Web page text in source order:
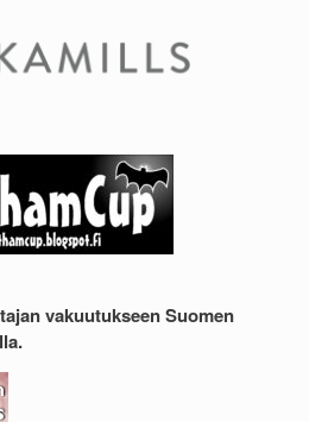
vakuutukseen Suomen